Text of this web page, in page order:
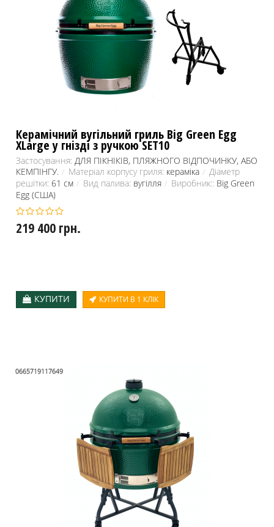
Керамічний вугільний гриль Big Green Egg
XLarge у гнізді з ручкою SET10
Застосування: ДЛЯ ПІКНІКІВ, ПЛЯЖНОГО ВІДПОЧИНКУ, АБО
КЕМПІНГУ.
Матеріал корпусу гриля: кераміка
Діаметр
решітки: 61 см Вид палива: вугілля Виробник:: Big Green
Egg (США)
219 400 грн.
КУПИТИ КУПИТИ В 1 КЛІК
0665719117649